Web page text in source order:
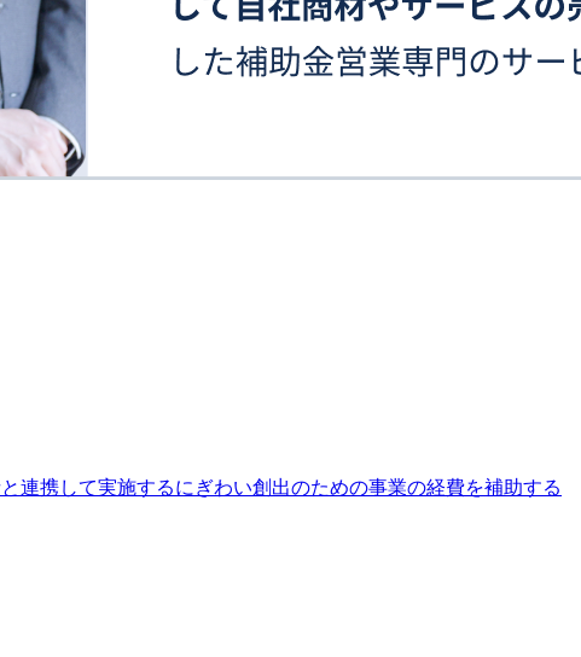
連携して実施するにぎわい創出のための事業の経費を補助する